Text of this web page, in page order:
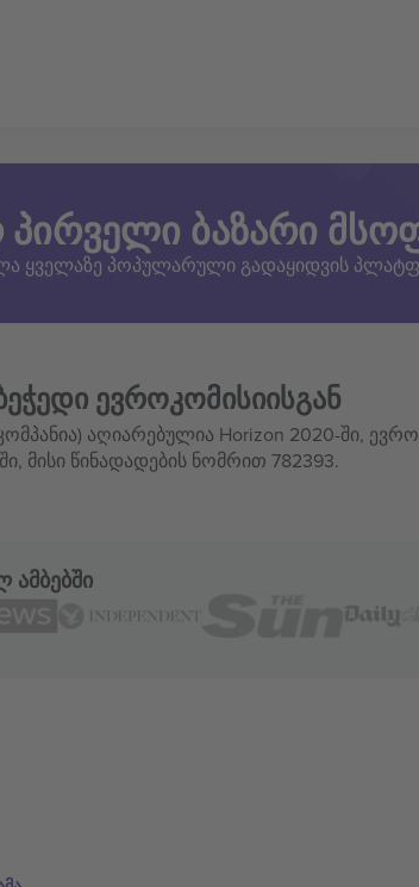
პირველი ბაზარი
ყველაზე პოპულარული გადაყიდვის
ევროკომისიისგან
აღიარებულია Horizon 2020-ში,
მისი წინადადების ნომრით 782393.